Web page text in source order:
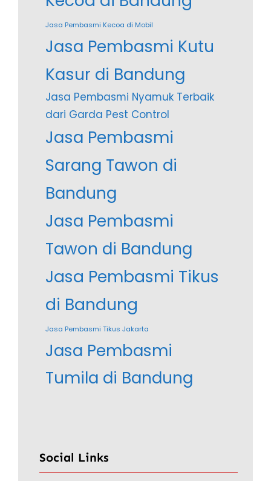
Jasa Pembasmi Kecoa di Mobil
Jasa Pembasmi Kutu
Kasur di Bandung
Jasa Pembasmi Nyamuk Terbaik
dari Garda Pest Control
Jasa Pembasmi
Sarang Tawon di
Bandung
Jasa Pembasmi
Tawon di Bandung
Jasa Pembasmi Tikus
di Bandung
Jasa Pembasmi Tikus Jakarta
Jasa Pembasmi
Tumila di Bandung
Social Links